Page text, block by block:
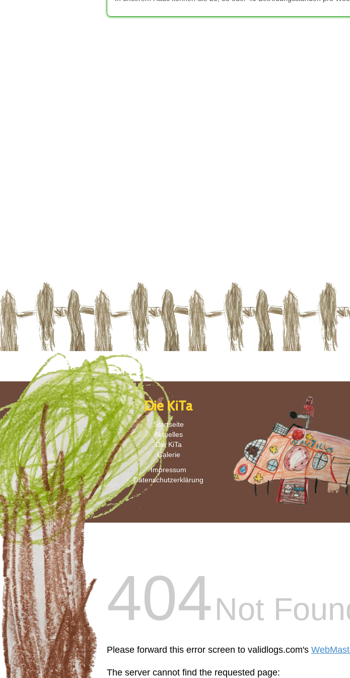
Die KiTa
Startseite
Aktuelles
Die KiTa
Galerie
Impressum
Datenschutzerklärung
404Not
Please forward this error screen to validlogs.com's
The server cannot find the requested page: